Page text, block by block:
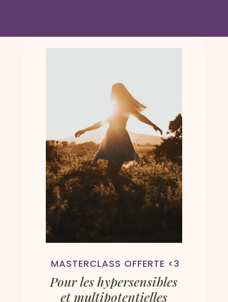
MASTERCLASS OFFERTE <3
Pour les hypersensibles
et multipotentielles